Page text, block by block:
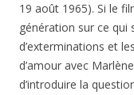
19 août 1965). Si le
génération sur ce qui
d’exterminations et
d’amour avec
d’introduire la